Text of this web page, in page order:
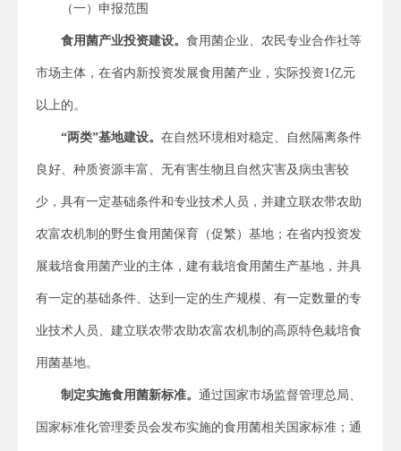
（一）申报范围
食用菌产业投资建设。 食用菌企业、农民专业合作社等
市场主体，在省内新投资发展食用菌产业，实际投资1亿元
以上的。
“两类”基地建设。 在自然环境相对稳定、自然隔离条件
良好、种质资源丰富、无有害生物且自然灾害及病虫害较
少，具有一定基础条件和专业技术人员，并建立联农带农助
农富农机制的野生食用菌保育（促繁）基地；在省内投资发
展栽培食用菌产业的主体，建有栽培食用菌生产基地，并具
有一定的基础条件、达到一定的生产规模、有一定数量的专
业技术人员、建立联农带农助农富农机制的高原特色栽培食
用菌基地。
制定实施食用菌新标准。 通过国家市场监督管理总局、
国家标准化管理委员会发布实施的食用菌相关国家标准；通